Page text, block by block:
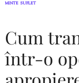
MINTE SUFLET
Cum
într-o